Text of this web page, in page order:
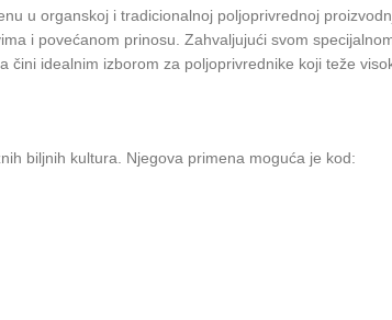
u organskoj i tradicionalnoj poljoprivrednoj
i povećanom prinosu. Zahvaljujući svom
idealnim izborom za poljoprivrednike koji teže
biljnih kultura. Njegova primena moguća je kod: